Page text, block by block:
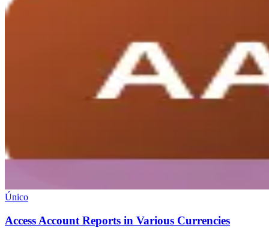
Único
Access Account Reports in Various Currencies